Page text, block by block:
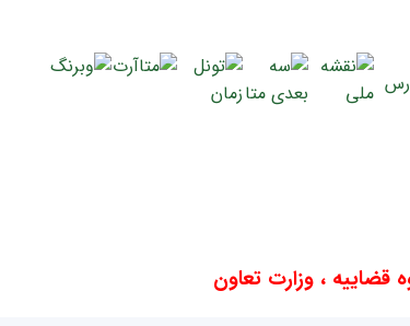
، وزارت تعاون